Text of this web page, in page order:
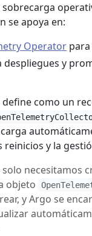
se apoya en:
Operator
despliegues y
define como un
reinicios y la
solo necesitamos
objeto
y Argo se